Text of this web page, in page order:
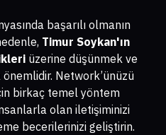
başarılı olmanın
Timur Soykan'ın
üzerine düşünmek ve
Network’ünüzü
birkaç temel yöntem
olan iletişiminizi
becerilerinizi geliştirin.